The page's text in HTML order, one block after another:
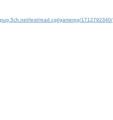
test/read.cgi/gamerpg/1712792340/